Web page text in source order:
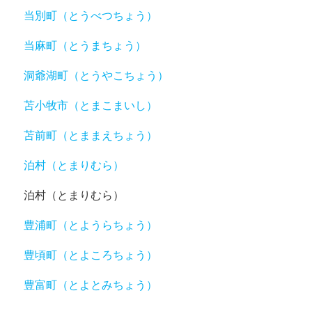
当別町（とうべつちょう）
当麻町（とうまちょう）
洞爺湖町（とうやこちょう）
苫小牧市（とまこまいし）
苫前町（とままえちょう）
泊村（とまりむら）
泊村（とまりむら）
豊浦町（とようらちょう）
豊頃町（とよころちょう）
豊富町（とよとみちょう）